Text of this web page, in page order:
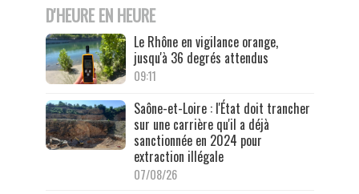
D'HEURE EN HEURE
Le Rhône en vigilance orange,
jusqu'à 36 degrés attendus
09:11
Saône-et-Loire : l'État doit trancher
sur une carrière qu'il a déjà
sanctionnée en 2024 pour
extraction illégale
07/08/26